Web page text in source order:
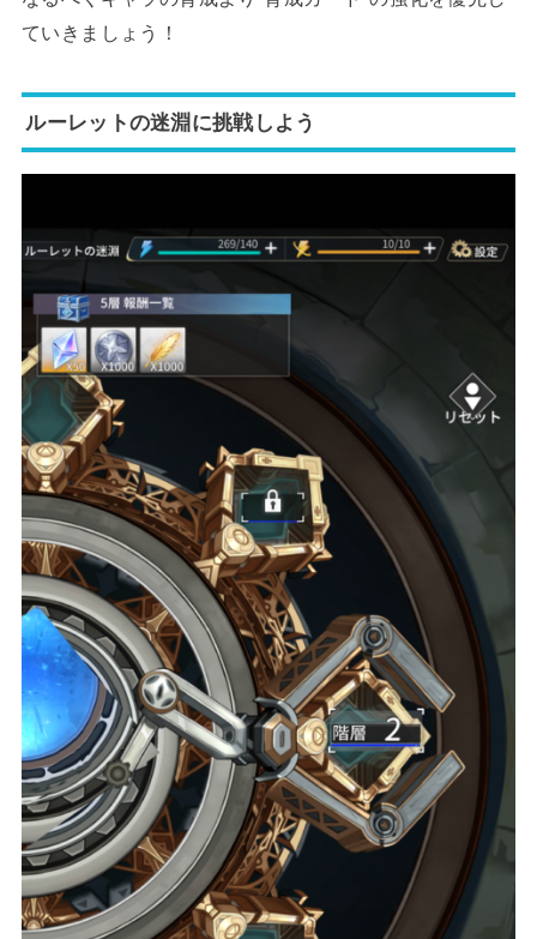
ていきましょう！
ルーレットの迷淵に挑戦しよう